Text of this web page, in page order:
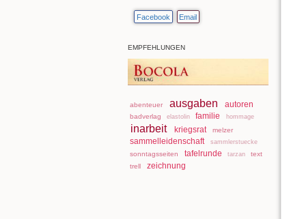
Facebook Email
EMPFEHLUNGEN
abenteuer ausgaben autoren
badverlag elastolin familie hommage
inarbeit kriegsrat melzer
sammelleidenschaft sammlerstuecke
sonntagsseiten tafelrunde tarzan
text
trell
zeichnung